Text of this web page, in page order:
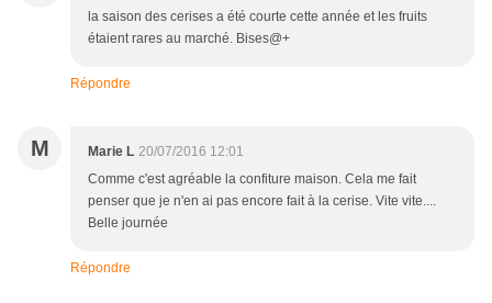
la saison des cerises a été courte cette année et les fruits
étaient rares au marché. Bises@+
Répondre
M Marie L 20/07/2016 12:01
Comme c'est agréable la confiture maison. Cela me fait
penser que je n'en ai pas encore fait à la cerise. Vite vite....
Belle journée
Répondre